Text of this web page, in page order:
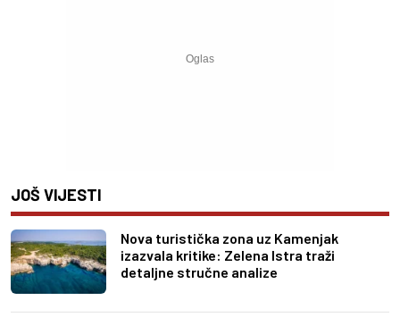
JOŠ VIJESTI
Nova turistička zona uz Kamenjak
izazvala kritike: Zelena Istra traži
detaljne stručne analize